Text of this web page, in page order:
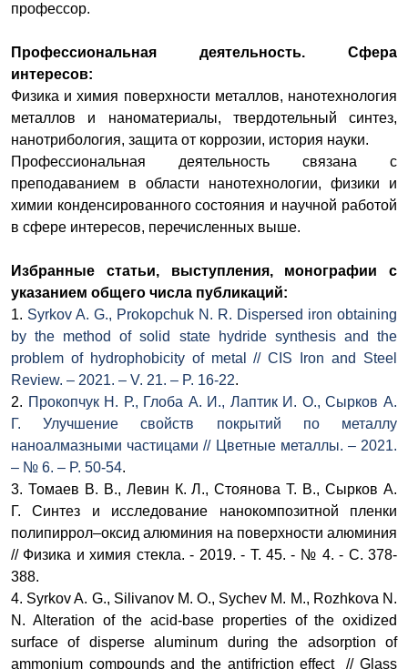
профессор.
Профессиональная деятельность. Сфера
интересов:
Физика и химия поверхности металлов, нанотехнология
металлов и наноматериалы, твердотельный синтез,
нанотрибология, защита от коррозии, история науки.
Профессиональная деятельность связана с
преподаванием в области нанотехнологии, физики и
химии конденсированного состояния и научной работой
в сфере интересов, перечисленных выше.
Избранные статьи, выступления, монографии с
указанием общего числа публикаций:
1. Syrkov A. G., Prokopchuk N. R. Dispersed iron obtaining
by the method of solid state hydride synthesis and the
problem of hydrophobicity of metal// CIS Iron and Steel
Review. – 2021. – V. 21. – P. 16-22.
2. П рокопчук Н. Р., Глоба А. И., Лаптик И. О., Сырков А.
Г.Улучшение свойств покрытий по металлу
наноалмазными частицами // Цветные металлы. – 2021.
– № 6. – P. 50-54.
3. Томаев В. В., Левин К. Л., Стоянова Т. В., Сырков А.
Г.Синтез и исследование нанокомпозитной пленки
полипиррол–оксид алюминия на поверхности алюминия
// Физика и химия стекла. - 2019. - Т. 45. - № 4. - С. 378-
388.
4. Syrkov A. G., Silivanov M. O., Sychev M. M., Rozhkova N.
N. Alteration of the acid-base properties of the oxidized
surface of disperse aluminum during the adsorption of
ammonium compounds and the antifriction effect // Glass